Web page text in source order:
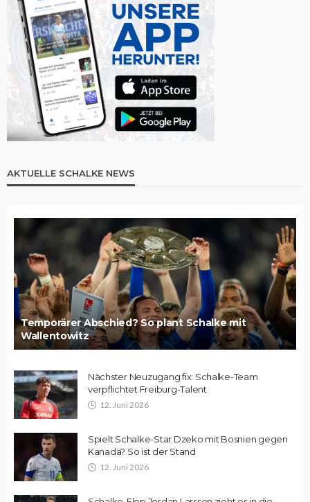
AKTUELLE SCHALKE NEWS
Temporärer Abschied? So plant Schalke mit
Wallentowitz
Nächster Neuzugang fix: Schalke-Team
verpflichtet Freiburg-Talent
12. Juni 2026
Spielt Schalke-Star Dzeko mit Bosnien gegen
Kanada? So ist der Stand
12. Juni 2026